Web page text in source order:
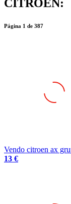
13 €